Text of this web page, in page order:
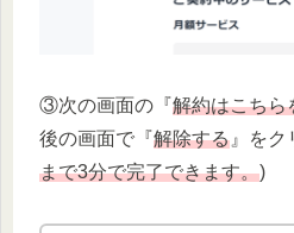
③次の画面の『解約はこちら
後の画面で『解除する 』を
まで3分で完了できます。)